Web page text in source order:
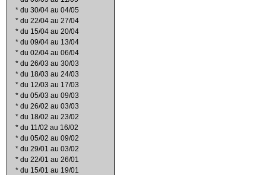
* du 30/04 au 04/05
* du 22/04 au 27/04
* du 15/04 au 20/04
* du 09/04 au 13/04
* du 02/04 au 06/04
* du 26/03 au 30/03
* du 18/03 au 24/03
* du 12/03 au 17/03
* du 05/03 au 09/03
* du 26/02 au 03/03
* du 18/02 au 23/02
* du 11/02 au 16/02
* du 05/02 au 09/02
* du 29/01 au 03/02
* du 22/01 au 26/01
* du 15/01 au 19/01